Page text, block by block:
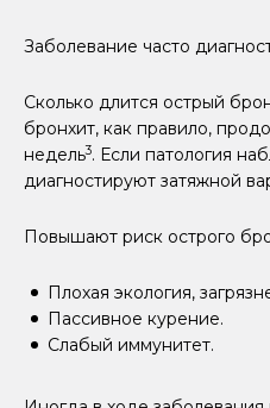
Заболевание часто
Сколько длится острый
бронхит, как правило,
недель3. Если патология
диагностируют затяжной
Повышают риск острого
Плохая экология,
Пассивное курение.
Слабый иммунитет.